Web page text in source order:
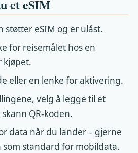
et eSIM
støtter eSIM og er ulåst.
for reisemålet hos en
kjøpet.
eller en lenke for aktivering.
velg å legge til et
QR-koden.
data når du lander – gjerne
standard for mobildata.